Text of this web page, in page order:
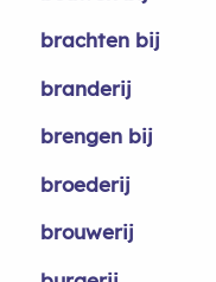
brachten bij
branderij
brengen bij
broederij
brouwerij